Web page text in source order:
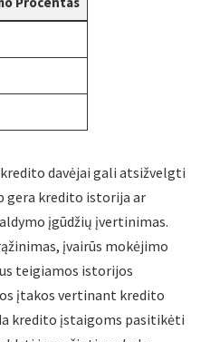
davėjai gali atsižvelgti
gera kredito istorija ar
įgūdžių įvertinimas.
įvairūs mokėjimo
teigiamos istorijos
įtakos vertinant kredito
kredito įstaigoms pasitikėti